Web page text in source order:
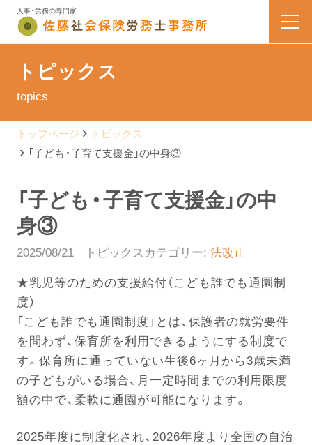
人事・労務の専門家
会社案内
料金表
電話する
トピックス
topics
トップページ
トピックス
「子ども・子育て支援金」の中身③
「子ども・子育て支援金」の中
身③
2025/08/21 トピックスカテゴリー:法改正
★乳児等のための支援給付（こども誰でも通園制
度）
「こども誰でも通園制度」とは、保護者の就労要件
を問わず、保育所を利用できるようにする制度で
す。保育所に通っていない生後6ヶ月から3歳未満
の子どもがいる場合、月一定時間までの利用限度
額の中で、柔軟に通園が可能になります。
2025年度に制度化され、2026年度より全国の自治